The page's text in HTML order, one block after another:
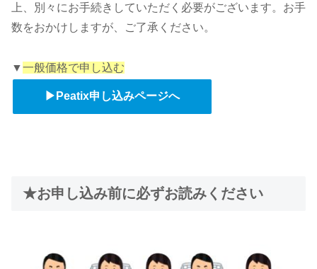
上、別々にお手続きしていただく必要がございます。お手
数をおかけしますが、ご了承ください。
▼一般価格で申し込む
▶Peatix申し込みページへ
★お申し込み前に必ずお読みください